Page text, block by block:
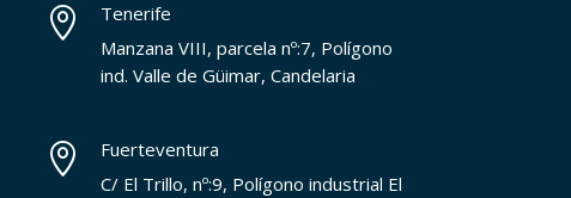

Tenerife
Manzana VIII, parcela nº:7, Polígono
ind. Valle de Güimar, Candelaria

Fuerteventura
C/ El Trillo, nº:9, Polígono industrial El